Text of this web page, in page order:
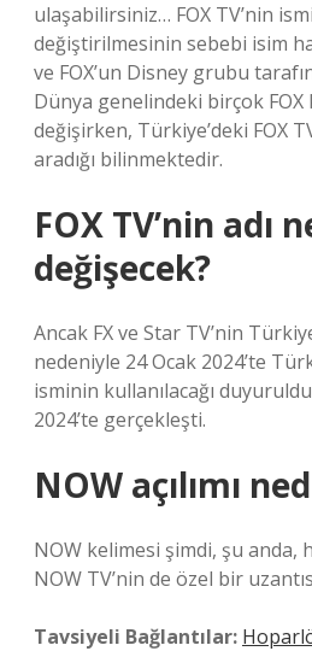
ulaşabilirsiniz… FOX TV’nin
değiştirilmesinin sebebi isim
ve FOX’un Disney grubu
Dünya genelindeki birçok FOX
değişirken, Türkiye’deki FOX
aradığı bilinmektedir.
FOX TV’nin adı
değişecek?
Ancak FX ve Star TV’nin
nedeniyle 24 Ocak 2024’te
isminin kullanılacağı
2024’te gerçekleşti.
NOW açılımı
NOW kelimesi şimdi, şu anda,
NOW TV’nin de özel bir
Tavsiyeli Bağlantılar: